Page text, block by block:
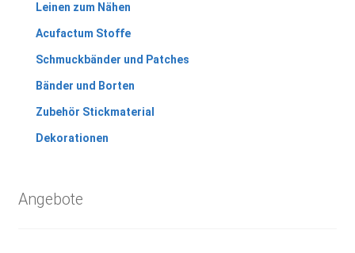
Leinen zum Nähen
Acufactum Stoffe
Schmuckbänder und Patches
Bänder und Borten
Zubehör Stickmaterial
Dekorationen
Angebote